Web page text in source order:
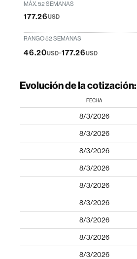
MÁX. 52 SEMANAS
177.26USD
RANGO 52 SEMANAS
46.20USD-177.26USD
Evolución de la cotización:
FECHA
8/3/2026
8/3/2026
8/3/2026
8/3/2026
8/3/2026
8/3/2026
8/3/2026
8/3/2026
8/3/2026